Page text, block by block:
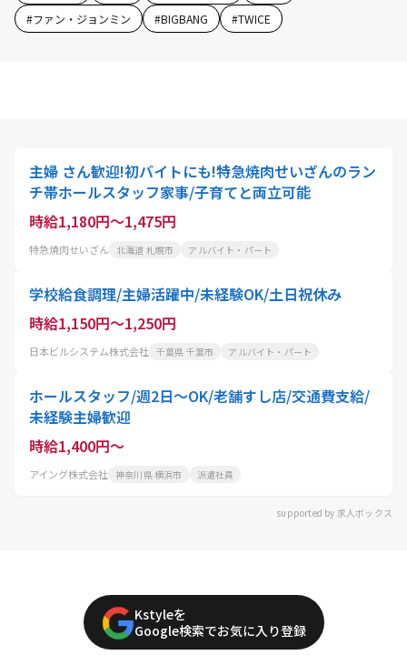
#ファン・ジョンミン #BIGBANG #TWICE
主婦 さん歓迎!初バイトにも!特急焼肉せいざんのラン
チ帯ホールスタッフ家事/子育てと両立可能
時給1,180円～1,475円
特急焼肉せいざん 北海道 札幌市 アルバイト・パート
学校給食調理/主婦活躍中/未経験OK/土日祝休み
時給1,150円～1,250円
日本ビルシステム株式会社 千葉県 千葉市 アルバイト・パート
ホールスタッフ/週2日〜OK/老舗すし店/交通費支給/
未経験主婦歓迎
時給1,400円～
アイング株式会社 神奈川県 横浜市 派遣社員
supported by 求人ボックス
Kstyleを
Google検索でお気に入り登録